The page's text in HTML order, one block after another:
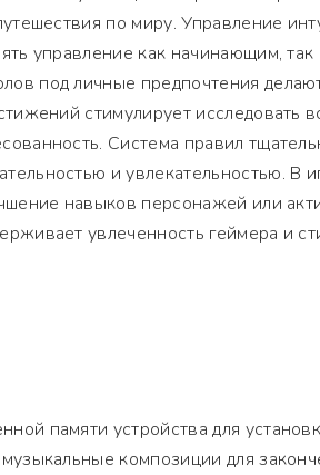
по миру. Управление
управление как начинающим,
под личные предпочтения
стимулирует исследовать
Система правил
и увлекательностью. В
навыков персонажей или
увлеченность геймера и
памяти устройства для
композиции для